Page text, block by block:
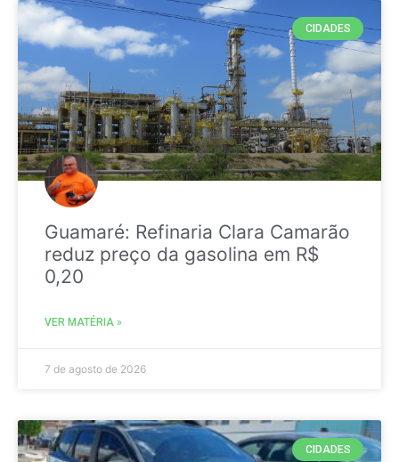
CIDADES
Guamaré: Refinaria Clara Camarão
reduz preço da gasolina em R$
0,20
VER MATÉRIA »
7 de agosto de 2026
CIDADES